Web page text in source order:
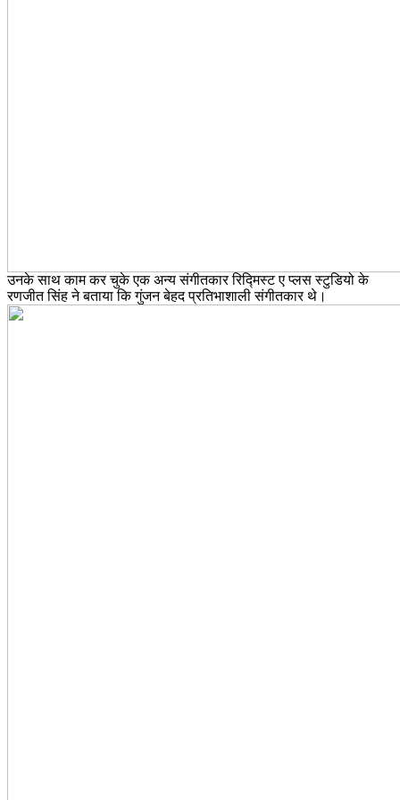
उनके साथ काम कर चुके एक अन्य संगीतकार रिद्मिस्ट ए प्लस स्टुडियो के
रणजीत सिंह ने बताया कि गुंजन बेहद प्रतिभाशाली संगीतकार थे।